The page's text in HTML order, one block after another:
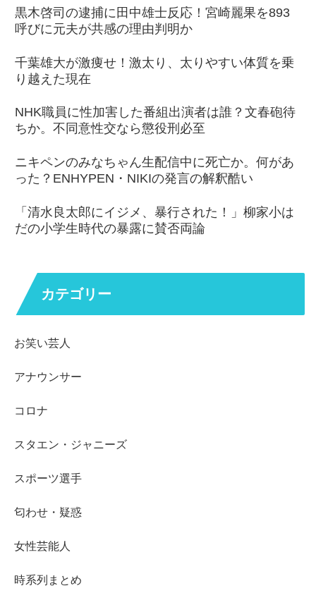
黒木啓司の逮捕に田中雄士反応！宮崎麗果を893
呼びに元夫が共感の理由判明か
千葉雄大が激痩せ！激太り、太りやすい体質を乗
り越えた現在
NHK職員に性加害した番組出演者は誰？文春砲待
ちか。不同意性交なら懲役刑必至
ニキペンのみなちゃん生配信中に死亡か。何があ
った？ENHYPEN・NIKIの発言の解釈酷い
「清水良太郎にイジメ、暴行された！」柳家小は
だの小学生時代の暴露に賛否両論
カテゴリー
お笑い芸人
アナウンサー
コロナ
スタエン・ジャニーズ
スポーツ選手
匂わせ・疑惑
女性芸能人
時系列まとめ